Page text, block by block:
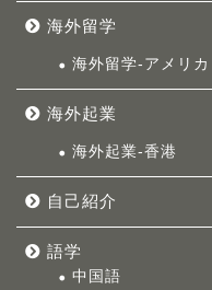
海外留学
海外留学-アメリカ
海外起業
海外起業-香港
自己紹介
語学
中国語